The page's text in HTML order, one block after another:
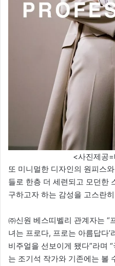
<사진제공
또 미니멀한 디자인의 원피스
들로 한층 더 세련되고 모던한
구하고자 하는 감성을 고스란
㈜신원 베스띠벨리 관계자는 “
녀는 프로다, 프로는 아름답다
비주얼을 선보이게 됐다”라며
는 조기석 작가와 기존에는 볼